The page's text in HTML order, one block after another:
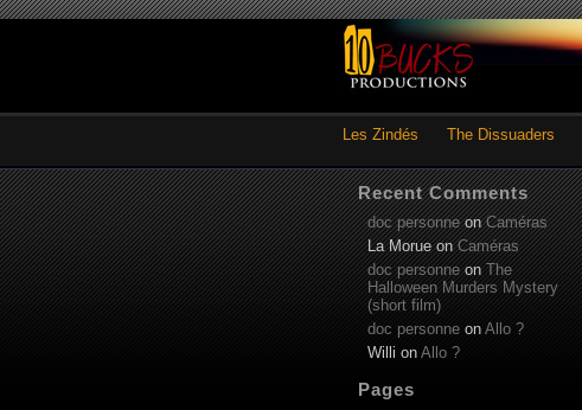
Les Zindés The Dissuaders
Recent Comments
doc personneonCaméras
La MorueonCaméras
doc personneonThe
Halloween Murders Mystery
(short film)
doc personne on Allo ?
Willi on Allo ?
Pages